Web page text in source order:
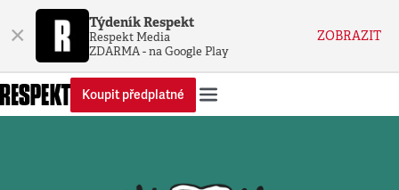
× Týdeník Respekt
Respekt Media
ZDARMA - na Google Play
ZOBRAZIT
Koupit předplatné